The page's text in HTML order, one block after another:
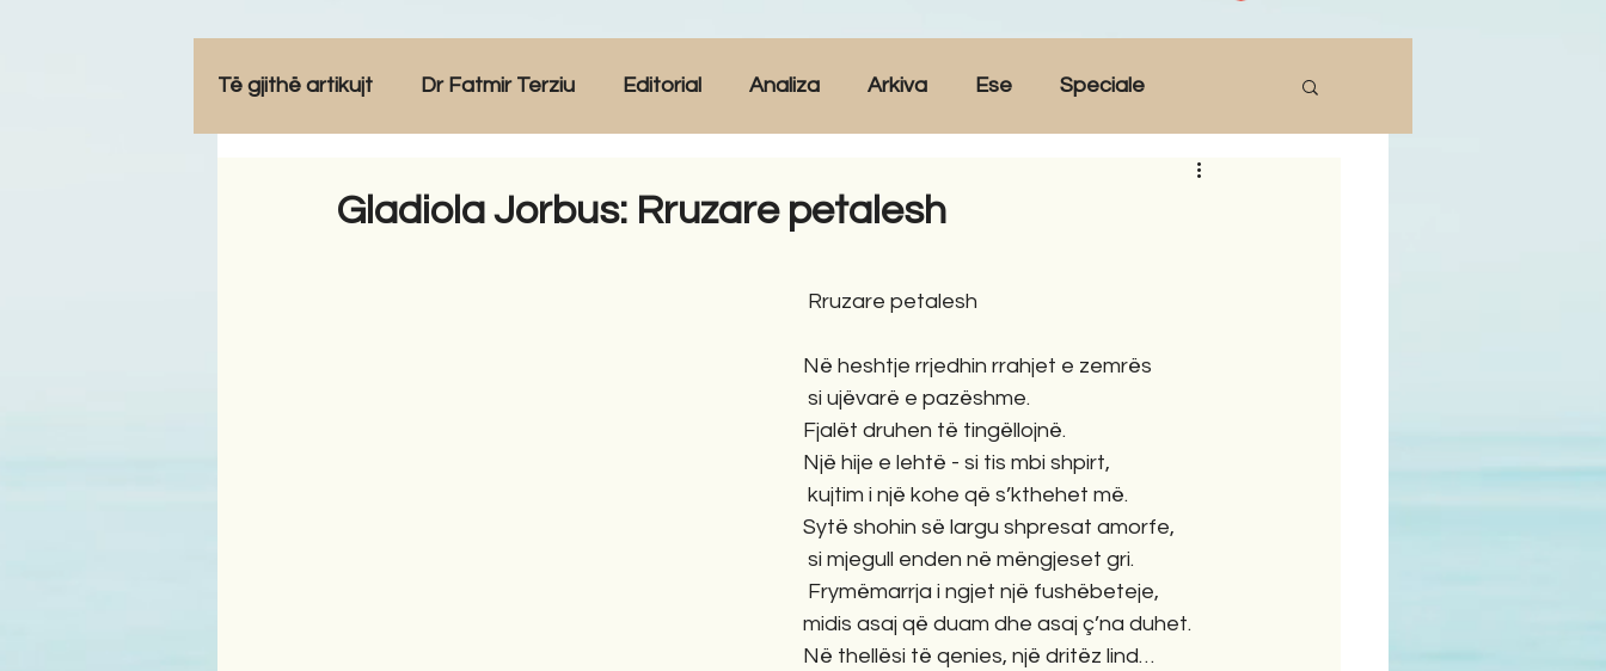
Të gjithë artikujt Dr Fatmir Terziu Editorial Analiza Arkiva Ese Speciale
Gladiola Jorbus: Rruzare petalesh
Rruzare petalesh
Në heshtje rrjedhin rrahjet e zemrës
si ujëvarë e pazëshme.
Fjalët druhen të tingëllojnë.
Një hije e lehtë - si tis mbi shpirt,
kujtim i një kohe që s’kthehet më.
Sytë shohin së largu shpresat amorfe,
si mjegull enden në mëngjeset gri.
Frymëmarrja i ngjet një fushëbeteje,
midis asaj që duam dhe asaj ç’na duhet.
Në thellësi të qenies, një dritëz lind…